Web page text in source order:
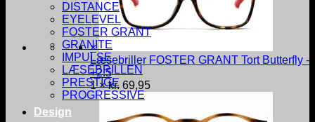
×
Læsebriller FOSTER GRANT Tort Butterfly -
+2.5
1 ×kr. 69,95
DISTANCE
EYELEVEL
FOSTER GRANT
GRANITE
IMPULSE
LÆSEBRILLEN
PRESTIGE
PROGRESSIVE
Design